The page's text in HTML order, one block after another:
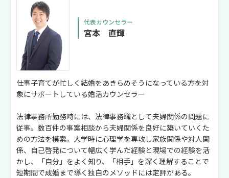
代表カウンセラー
宮本 直輝
仕事子育てが忙しく結婚をあきらめそうになっている方を対
象にサポートしている婚活カウンセラー
法律事務所勤務時には、法律事務職として夫婦関係の問題に
従事。数百件の事案相談から夫婦関係を良好に築いていくた
めの方法を模索。大学時に心理学を専攻し家族関係や対人関
係、自己啓発について幅広く学んだ経験と現場での経験を活
かし、「自分」をよく知り、「相手」を深く理解することで
短期間で成婚まで導く独自のメソッドには定評がある。